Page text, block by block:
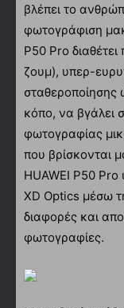
βλέπει το
φωτογράφιση
P50 Pro
ζουμ), υπερ-
σταθεροποίησης
κόπο, να βγάλει
φωτογραφίας
που βρίσκονται
HUAWEI P50 Pro
XD Optics μέσω
διαφορές και
φωτογραφίες.